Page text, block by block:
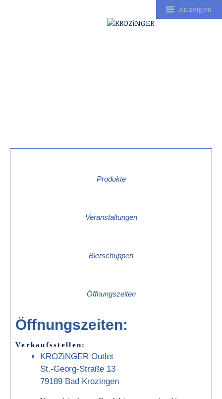
Anzeigen
Produkte
Veranstaltungen
Bierschuppen
Öffnungszeiten
Öffnungszeiten:
Verkaufsstellen:
KROZiNGER Outlet
St.-Georg-Straße 13
79189 Bad Krozingen